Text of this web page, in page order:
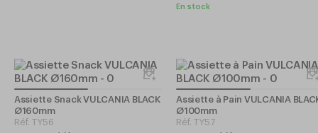
En stock
Assiette Snack VULCANIA BLACK
Ø160mm
Réf. TY56
Assiette à Pain VULCANIA
Ø100mm
Réf. TY57